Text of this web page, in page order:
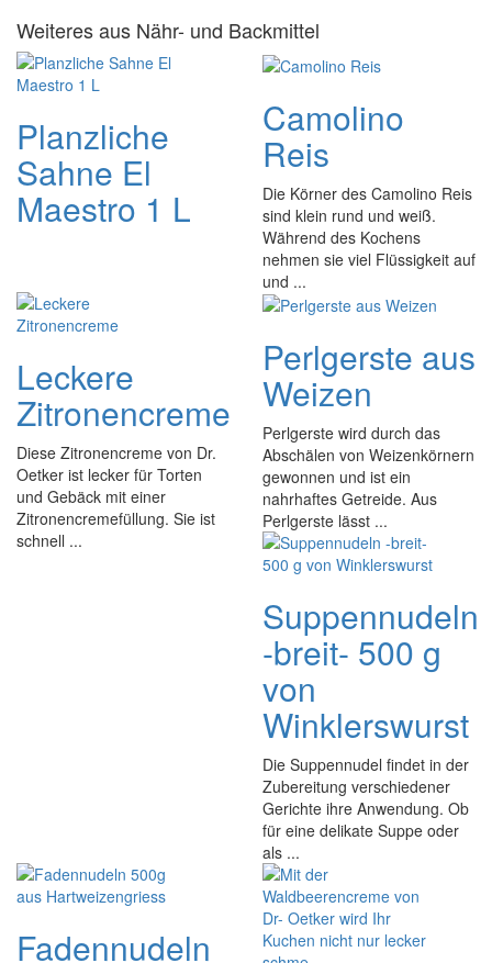
Weiteres aus Nähr- und Backmittel
Planzliche
Sahne El
Maestro 1 L
Camolino
Reis
Die Körner des Camolino Reis
sind klein rund und weiß.
Während des Kochens
nehmen sie viel Flüssigkeit auf
und ...
Leckere
Zitronencreme
Diese Zitronencreme von Dr.
Oetker ist lecker für Torten
und Gebäck mit einer
Zitronencremefüllung. Sie ist
schnell ...
Perlgerste aus
Weizen
Perlgerste wird durch das
Abschälen von Weizenkörnern
gewonnen und ist ein
nahrhaftes Getreide. Aus
Perlgerste lässt ...
Suppennudeln
-breit- 500 g
von
Winklerswurst
Die Suppennudel findet in der
Zubereitung verschiedener
Gerichte ihre Anwendung. Ob
für eine delikate Suppe oder
als ...
Fadennudeln